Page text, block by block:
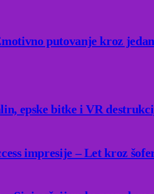
putovanje kroz
epske bitke i VR
impresije – Let kroz